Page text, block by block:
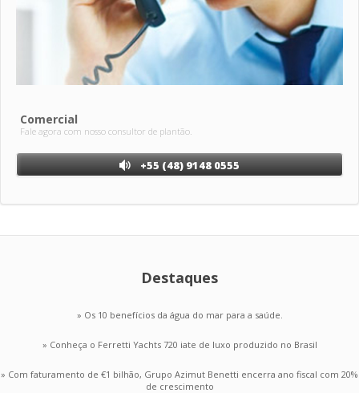
Comercial
Fale agora com nosso consultor de plantão.
+55 (48) 9148 0555
Destaques
» Os 10 benefícios da água do mar para a saúde.
» Conheça o Ferretti Yachts 720 iate de luxo produzido no Brasil
» Com faturamento de €1 bilhão, Grupo Azimut Benetti encerra ano fiscal com 20%
de crescimento